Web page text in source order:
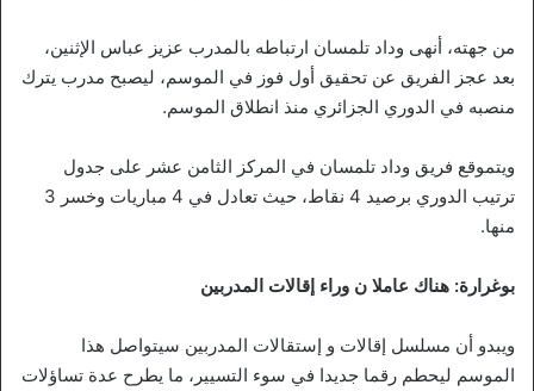
من جهته، أنهى وداد تلمسان ارتباطه بالمدرب عزيز عباس الإثنين،
بعد عجز الفريق عن تحقيق أول فوز في الموسم، ليصبح مدرب يترك
منصبه في الدوري الجزائري منذ انطلاق الموسم.
ويتموقع فريق وداد تلمسان في المركز الثامن عشر على جدول
ترتيب الدوري برصيد 4 نقاط، حيث تعادل في 4 مباريات وخسر 3
منها.
بوغرارة: هناك عاملا ن وراء إقالات المدربين
ويبدو أن مسلسل إقالات و إستقالات المدربين سيتواصل هذا
الموسم ليحطم رقما جديدا في سوء التسيير، ما يطرح عدة تساؤلات